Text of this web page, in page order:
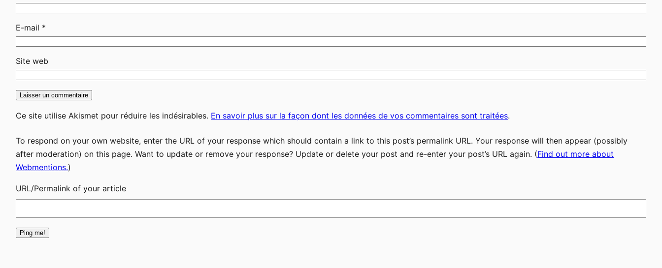
E-mail *
Site web
Ce site utilise Akismet pour réduire les indésirables. En savoir plus sur la façon dont les données de vos commentaires sont traitées.
To respond on your own website, enter the URL of your response which should contain a link to this post’s permalink URL. Your response will then appear (possibly
after moderation) on this page. Want to update or remove your response? Update or delete your post and re-enter your post’s URL again. (Find out more about
Webmentions.)
URL/Permalink of your article